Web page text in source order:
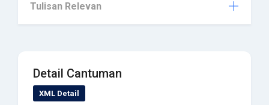
Tulisan Relevan
Detail Cantuman
XML Detail